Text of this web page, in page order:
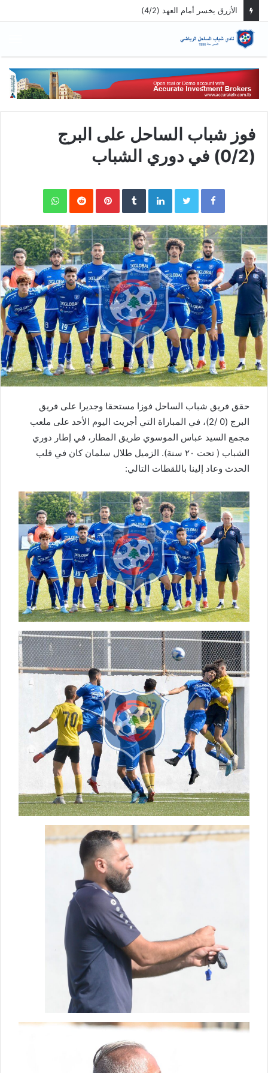
الازرق يفوز على الراسينغ ويصبح سابعاً
فوز شباب الساحل على البرج
(0/2) في دوري الشباب
Facebook
Twitter
LinkedIn
Pinterest
WhatsApp
حقق فريق شباب الساحل فوزا مستحقا وجديرا على فريق
البرج (0 /2)، في المباراة التي أجريت اليوم الأحد على ملعب
مجمع السيد عباس الموسوي طريق المطار، في إطار دوري
الشباب ( تحت ٢٠ سنة). الزميل طلال سلمان كان في قلب
الحدث وعاد إلينا باللقطات التالي: